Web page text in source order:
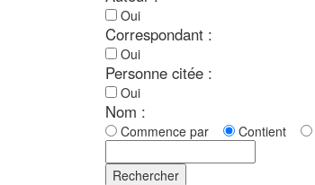
Oui
Correspondant :
Oui
Personne citée :
Oui
Nom :
Commence par Contient
Rechercher